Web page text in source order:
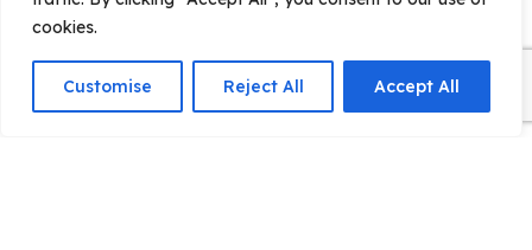
cookies.
Customise Reject All Accept All